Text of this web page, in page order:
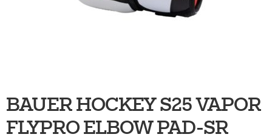
Sportia-tili
BAUER HOCKEY S25 VAPOR
FLYPRO ELBOW PAD-SR